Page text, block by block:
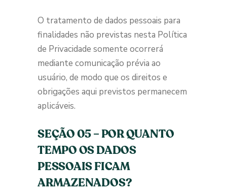
O tratamento de dados pessoais para
finalidades não previstas nesta Política
de Privacidade somente ocorrerá
mediante comunicação prévia ao
usuário, de modo que os direitos e
obrigações aqui previstos permanecem
aplicáveis.
SEÇÃO 05 – POR QUANTO
TEMPO OS DADOS
PESSOAIS FICAM
ARMAZENADOS?